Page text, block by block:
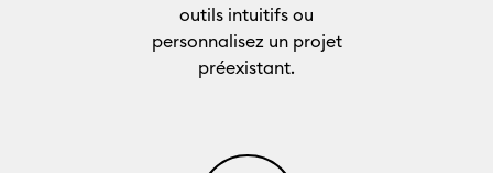
outils intuitifs ou
personnalisez un projet
préexistant.